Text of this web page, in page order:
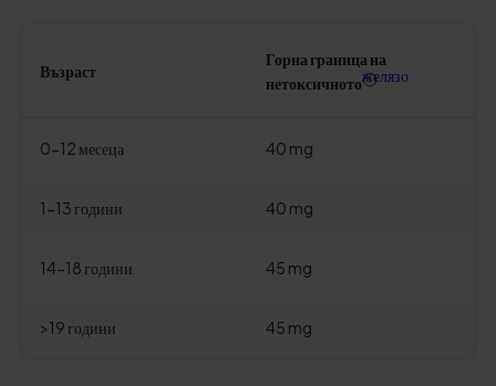
Възраст
Горна граница на
нетоксичнотожелязо
0-12 месеца 40 mg
1-13 години 40 mg
14-18 години 45 mg
>19 години 45 mg